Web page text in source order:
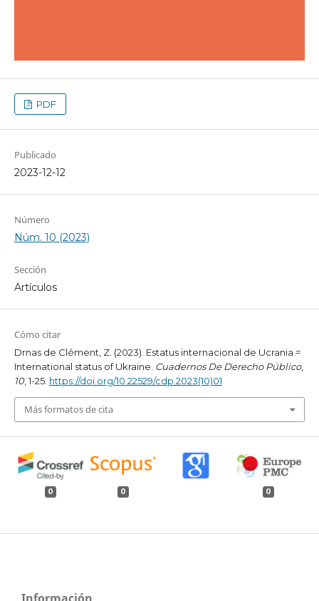
PDF
Publicado
2023-12-12
Número
Núm. 10 (2023)
Sección
Artículos
Cómo citar
Drnas de Clément, Z. (2023). Estatus internacional de Ucrania =
International status of Ukraine. Cuadernos De Derecho Público,
10, 1-25. https://doi.org/10.22529/cdp.2023(10)01
Más formatos de cita
0 0 0